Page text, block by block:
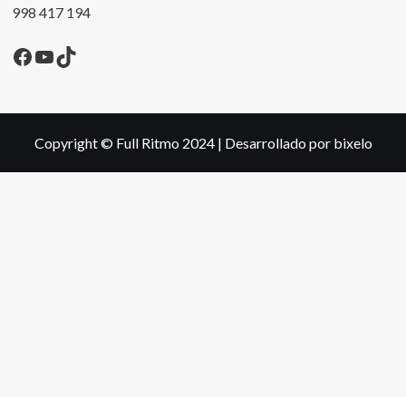
998 417 194
Facebook
YouTube
TikTok
Copyright © Full Ritmo 2024 | Desarrollado por bixelo